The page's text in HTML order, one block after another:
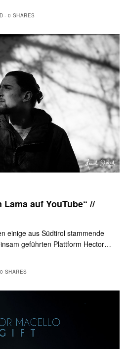
0 SHARES
auf YouTube“ //
einige aus Südtirol stammende
geführten Plattform Hector…
0 SHARES